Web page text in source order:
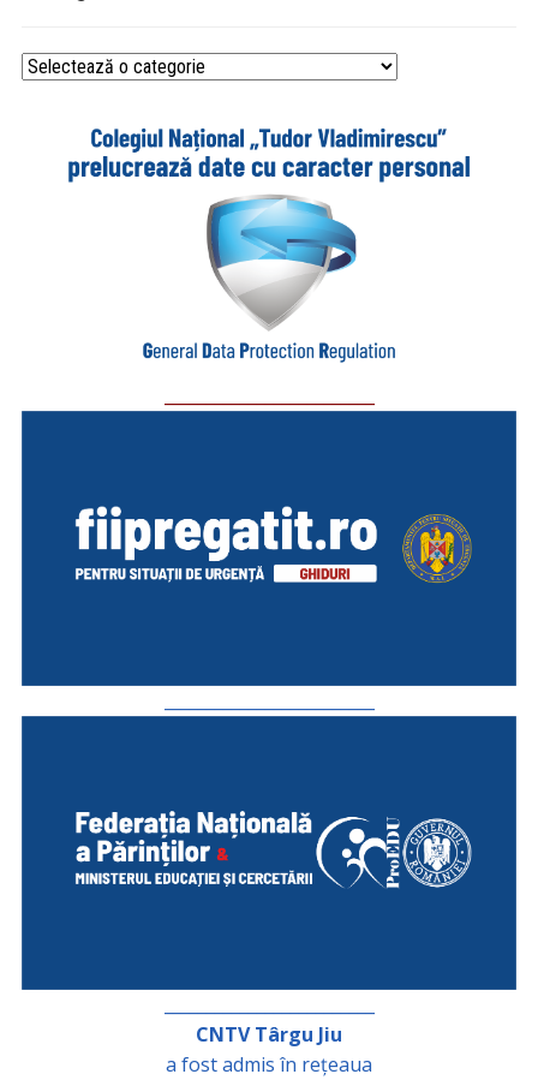
Categorii
CNTV Târgu Jiu
a fost admis în rețeaua